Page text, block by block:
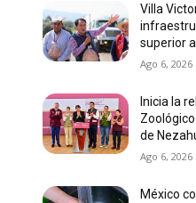
Villa
superior
Ago 6, 2026
Inicia la
de
Ago 6, 2026
México